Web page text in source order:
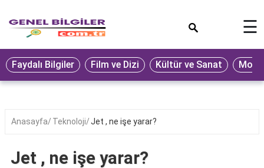
Eğitim
Ekonomi
Seyahat
Oyun
☰
Faydalı Bilgiler Film ve Dizi Kültür ve Sanat
Anasayfa Teknoloji Jet , ne işe yarar?
Jet , ne işe yarar?